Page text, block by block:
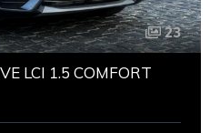
23
LCI 1.5 COMFORT